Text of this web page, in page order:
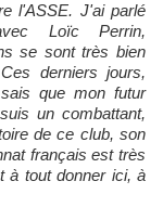
Loïc Perrin,
se sont très bien
derniers jours,
que mon futur
un combattant,
de ce club, son
français est très
à tout donner ici, à